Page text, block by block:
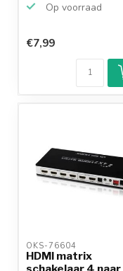
Op voorraad
€7,99
OKS-76604
HDMI matrix